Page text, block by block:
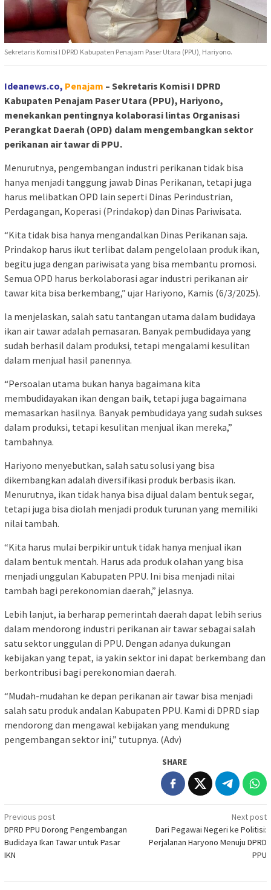
Sekretaris Komisi I DPRD Kabupaten Penajam Paser Utara (PPU), Hariyono.
Ideanews.co, Penajam – Sekretaris Komisi I DPRD
Kabupaten Penajam Paser Utara (PPU), Hariyono,
menekankan pentingnya kolaborasi lintas Organisasi
Perangkat Daerah (OPD) dalam mengembangkan sektor
perikanan air tawar di PPU.
Menurutnya, pengembangan industri perikanan tidak bisa
hanya menjadi tanggung jawab Dinas Perikanan, tetapi juga
harus melibatkan OPD lain seperti Dinas Perindustrian,
Perdagangan, Koperasi (Prindakop) dan Dinas Pariwisata.
“Kita tidak bisa hanya mengandalkan Dinas Perikanan saja.
Prindakop harus ikut terlibat dalam pengelolaan produk ikan,
begitu juga dengan pariwisata yang bisa membantu promosi.
Semua OPD harus berkolaborasi agar industri perikanan air
tawar kita bisa berkembang,” ujar Hariyono, Kamis (6/3/2025).
Ia menjelaskan, salah satu tantangan utama dalam budidaya
ikan air tawar adalah pemasaran. Banyak pembudidaya yang
sudah berhasil dalam produksi, tetapi mengalami kesulitan
dalam menjual hasil panennya.
“Persoalan utama bukan hanya bagaimana kita
membudidayakan ikan dengan baik, tetapi juga bagaimana
memasarkan hasilnya. Banyak pembudidaya yang sudah sukses
dalam produksi, tetapi kesulitan menjual ikan mereka,”
tambahnya.
Hariyono menyebutkan, salah satu solusi yang bisa
dikembangkan adalah diversifikasi produk berbasis ikan.
Menurutnya, ikan tidak hanya bisa dijual dalam bentuk segar,
tetapi juga bisa diolah menjadi produk turunan yang memiliki
nilai tambah.
“Kita harus mulai berpikir untuk tidak hanya menjual ikan
dalam bentuk mentah. Harus ada produk olahan yang bisa
menjadi unggulan Kabupaten PPU. Ini bisa menjadi nilai
tambah bagi perekonomian daerah,” jelasnya.
Lebih lanjut, ia berharap pemerintah daerah dapat lebih serius
dalam mendorong industri perikanan air tawar sebagai salah
satu sektor unggulan di PPU. Dengan adanya dukungan
kebijakan yang tepat, ia yakin sektor ini dapat berkembang dan
berkontribusi bagi perekonomian daerah.
“Mudah-mudahan ke depan perikanan air tawar bisa menjadi
salah satu produk andalan Kabupaten PPU. Kami di DPRD siap
mendorong dan mengawal kebijakan yang mendukung
pengembangan sektor ini,” tutupnya. (Adv)
SHARE
Post
navigation
Previous post
DPRD PPU Dorong Pengembangan
Budidaya Ikan Tawar untuk Pasar
IKN
Next post
Dari Pegawai Negeri ke Politisi:
Perjalanan Haryono Menuju DPRD
PPU